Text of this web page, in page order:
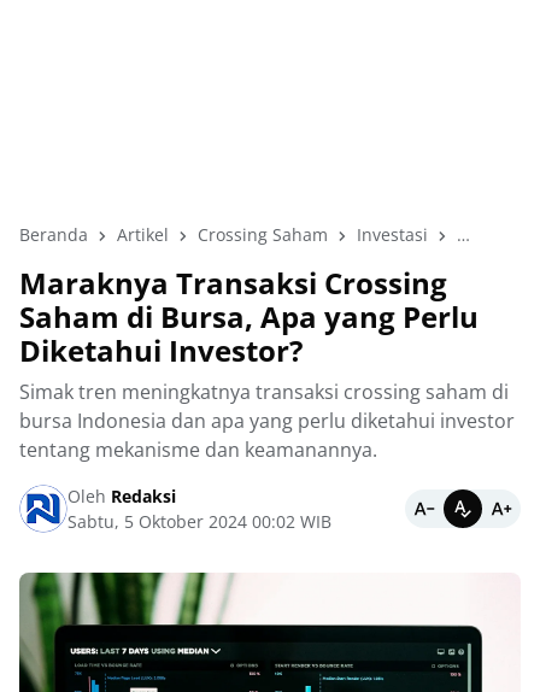
Beranda Artikel Crossing Saham Investasi Pasar
Maraknya Transaksi Crossing
Saham di Bursa, Apa yang Perlu
Diketahui Investor?
Simak tren meningkatnya transaksi crossing saham di
bursa Indonesia dan apa yang perlu diketahui investor
tentang mekanisme dan keamanannya.
Oleh Redaksi
Sabtu, 5 Oktober 2024 00:02 WIB